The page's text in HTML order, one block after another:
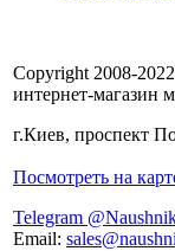
Copyright 2008-
интернет-магазин
г.Киев, проспект
Посмотреть на
Telegram
Email: